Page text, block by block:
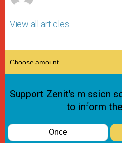
View all articles